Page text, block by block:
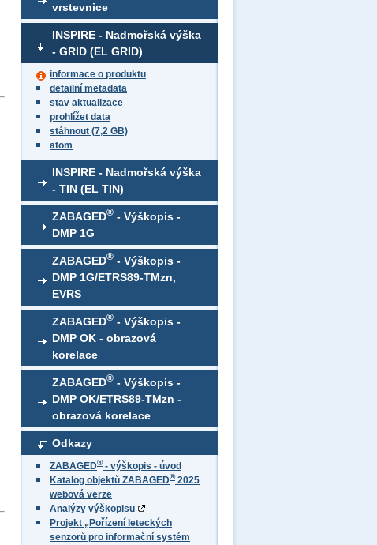
vrstevnice
INSPIRE - Nadmořská výška
- GRID (EL GRID)
informace o produktu
detailní metadata
stav aktualizace
prohlížet data
stáhnout (7,2 GB)
atom
INSPIRE - Nadmořská výška
- TIN (EL TIN)
ZABAGED® - Výškopis -
DMP 1G
ZABAGED® - Výškopis -
DMP 1G/ETRS89-TMzn,
EVRS
ZABAGED® - Výškopis -
DMP OK - obrazová
korelace
ZABAGED® - Výškopis -
DMP OK/ETRS89-TMzn -
obrazová korelace
Odkazy
ZABAGED®- výškopis - úvod
Katalog objektů ZABAGED®2025
webová verze
Analýzy výškopisu
Projekt „Pořízení leteckých
senzorů pro informační systém